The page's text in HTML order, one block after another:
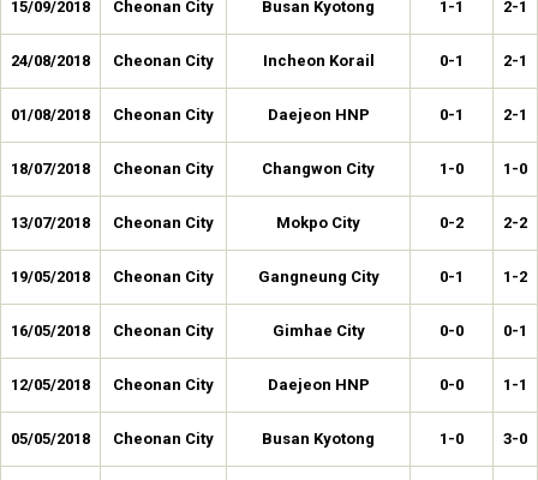
15/09/2018 Cheonan City Busan Kyotong 1-1 2-1
24/08/2018 Cheonan City Incheon Korail 0-1 2-1
01/08/2018 Cheonan City Daejeon HNP 0-1 2-1
18/07/2018 Cheonan City Changwon City 1-0 1-0
13/07/2018 Cheonan City Mokpo City 0-2 2-2
19/05/2018 Cheonan City Gangneung City 0-1 1-2
16/05/2018 Cheonan City Gimhae City 0-0 0-1
12/05/2018 Cheonan City Daejeon HNP 0-0 1-1
05/05/2018 Cheonan City Busan Kyotong 1-0 3-0